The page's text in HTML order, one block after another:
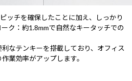
ッチを確保したことに加え、しっかり
ク：約1.8mmで自然なキータッチでの
なテンキーを搭載しており、オフィス
業効率がアップします。